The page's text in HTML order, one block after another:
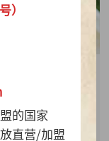
）
的国家
直营/加盟